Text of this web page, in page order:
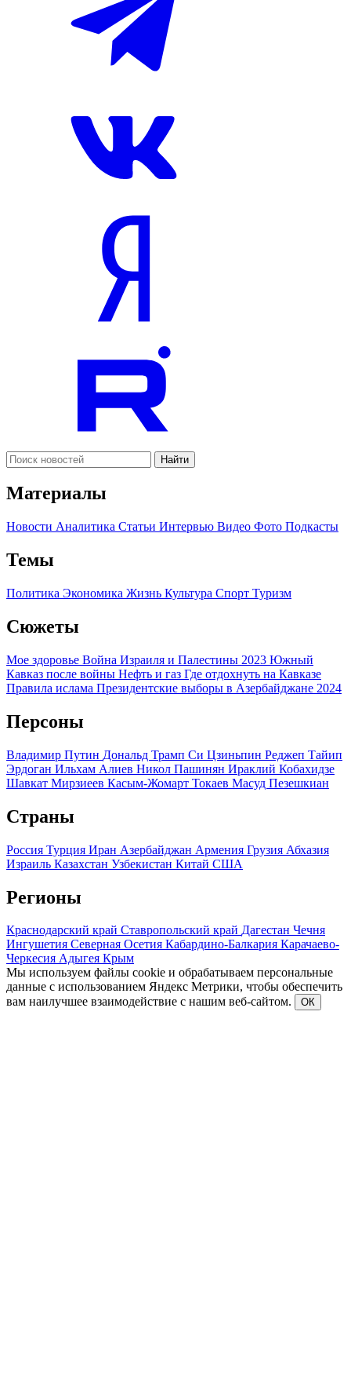
Найти
Материалы
Новости Аналитика Статьи Интервью Видео Фото Подкасты
Темы
Политика Экономика Жизнь Культура Спорт Туризм
Сюжеты
Мое здоровье Война Израиля и Палестины 2023 Южный
Кавказ после войны Нефть и газ Где отдохнуть на Кавказе
Правила ислама Президентские выборы в Азербайджане 2024
Персоны
Владимир Путин Дональд Трамп Си Цзиньпин Реджеп Тайип
Эрдоган Ильхам Алиев Никол Пашинян Ираклий Кобахидзе
Шавкат Мирзиеев Касым-Жомарт Токаев Масуд Пезешкиан
Страны
Россия Турция Иран Азербайджан Армения Грузия Абхазия
Израиль Казахстан Узбекистан Китай США
Регионы
Краснодарский край Ставропольский край Дагестан Чечня
Ингушетия Северная Осетия Кабардино-Балкария Карачаево-
Черкесия Адыгея Крым
Мы используем файлы cookie и обрабатываем персональные
данные с использованием Яндекс Метрики, чтобы обеспечить
вам наилучшее взаимодействие с нашим веб-сайтом.
ОК